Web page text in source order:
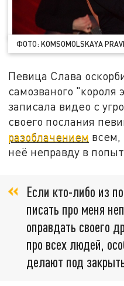
ФОТО: KOMSOMOLSKAYA
Певица Слава
самозваного "короля
записала видео с
своего послания
разоблачением всем,
неё неправду в
Если кто-либо из
писать про меня
оправдать своего
про всех людей,
делают под